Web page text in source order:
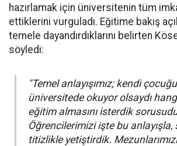
hazırlamak için üniversitenin tüm
ettiklerini vurguladı. Eğitime bakış
temele dayandırdıklarını belirten
söyledi:
"Temel anlayışımız; kendi
üniversitede okuyor olsaydı
eğitim almasını isterdik
Öğrencilerimizi işte bu anlayışla,
titizlikle yetiştirdik.